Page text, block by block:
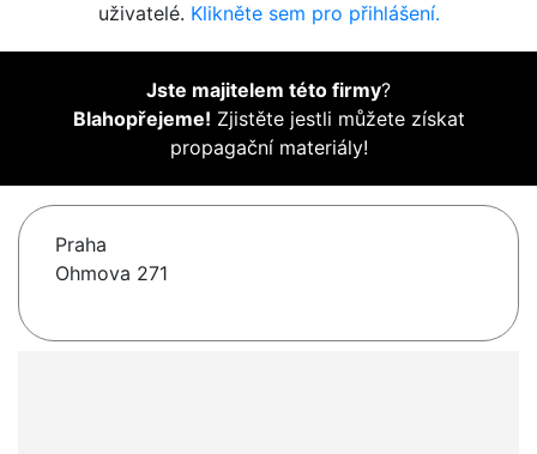
uživatelé. Klikněte sem pro přihlášení.
Jste majitelem této firmy?
Blahopřejeme! Zjistěte jestli můžete získat
propagační materiály!
Praha
Ohmova 271